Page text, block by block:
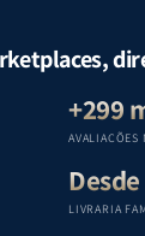
|
+299
AVALIAÇÕES
LIVRARIA